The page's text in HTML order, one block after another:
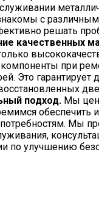
с
решать
качественных
при
Это гарантирует
подход. Мы
обеспечить
Мы
по улучшению